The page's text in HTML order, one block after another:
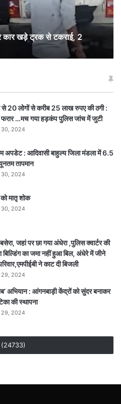
कार खड़े ट्रक से टकराई, 2
20 लोगों से करीब 25 लाख रुपए की ठगी :
फरार …मच गया हड़कंप पुलिस जांच में जुटी
30, 2024
अपडेट : आदिवासी बाहुल्य जिला मंडला में 6.5
तापमान
30, 2024
को मातृ शोक
30, 2024
जहां पर छा गया अंधेरा ,पुलिस क्वार्टर की
बिल्डिंग का जमा नहीं हुआ बिल, अंधेरे में जीने
ने काट दी बिजली
29, 2024
अभियान : आंगनबाड़ी केंद्रों को सुंदर बनाकर
की स्थापना
29, 2024